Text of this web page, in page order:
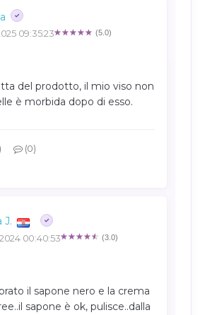
(5.0)
09:35:23
del prodotto, il mio viso non
è morbida dopo di esso.
0
J.
(3.0)
00:40:53
il sapone nero e la crema
sapone è ok, pulisce..dalla